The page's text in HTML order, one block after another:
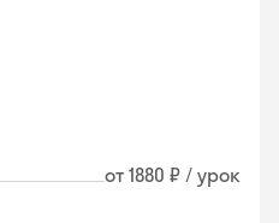
от 1880 ₽ / урок